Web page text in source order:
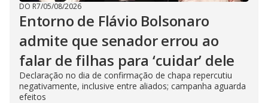
DO R7/05/08/2026
Entorno de Flávio Bolsonaro
admite que senador errou ao
falar de filhas para ‘cuidar’ dele
Declaração no dia de confirmação de chapa repercutiu
negativamente, inclusive entre aliados; campanha aguarda
efeitos